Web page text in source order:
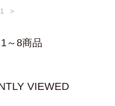
1 >
～8商品
VIEWED